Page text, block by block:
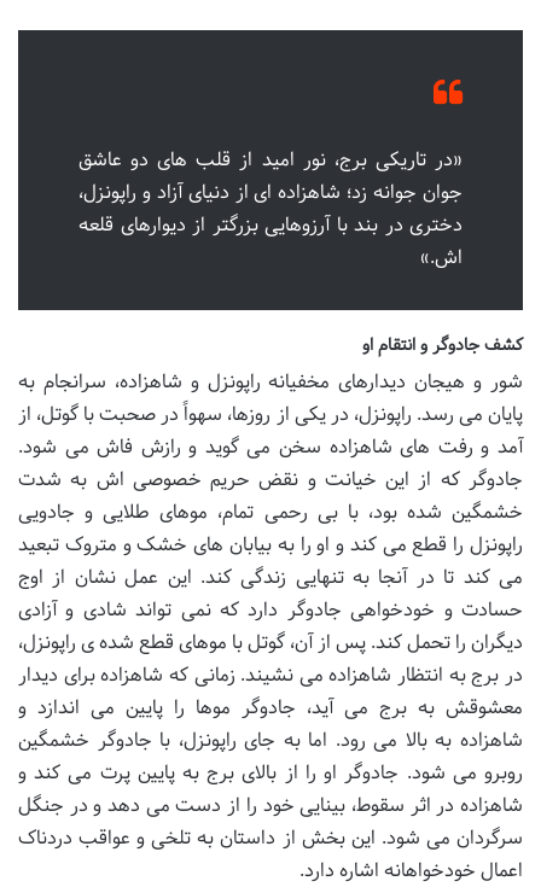
«در تاریکی برج، نور امید از قلب های دو عاشق
جوان جوانه زد؛ شاهزاده ای از دنیای آزاد و راپونزل،
دختری در بند با آرزوهایی بزرگتر از دیوارهای قلعه
اش.»
کشف جادوگر و انتقام او
شور و هیجان دیدارهای مخفیانه راپونزل و شاهزاده، سرانجام به
پایان می رسد. راپونزل، در یکی از روزها، سهواً در صحبت با گوتل، از
آمد و رفت های شاهزاده سخن می گوید و رازش فاش می شود.
جادوگر که از این خیانت و نقض حریم خصوصی اش به شدت
خشمگین شده بود، با بی رحمی تمام، موهای طلایی و جادویی
راپونزل را قطع می کند و او را به بیابان های خشک و متروک تبعید
می کند تا در آنجا به تنهایی زندگی کند. این عمل نشان از اوج
حسادت و خودخواهی جادوگر دارد که نمی تواند شادی و آزادی
دیگران را تحمل کند. پس از آن، گوتل با موهای قطع شده ی راپونزل،
در برج به انتظار شاهزاده می نشیند. زمانی که شاهزاده برای دیدار
معشوقش به برج می آید، جادوگر موها را پایین می اندازد و
شاهزاده به بالا می رود. اما به جای راپونزل، با جادوگر خشمگین
روبرو می شود. جادوگر او را از بالای برج به پایین پرت می کند و
شاهزاده در اثر سقوط، بینایی خود را از دست می دهد و در جنگل
سرگردان می شود. این بخش از داستان به تلخی و عواقب دردناک
اعمال خودخواهانه اشاره دارد.